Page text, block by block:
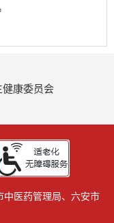
健康委员会
中医药管理局、六安市